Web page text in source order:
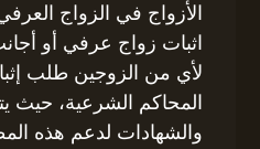
الأزواج في الزواج
اثبات زواج عرفي أو
لأي من الزوجين طلب
المحاكم الشرعية، حيث
والشهادات لدعم هذه